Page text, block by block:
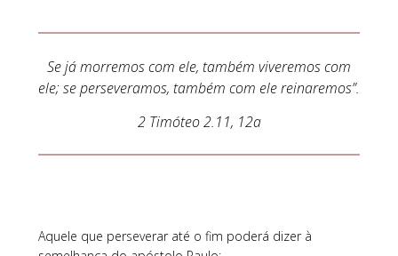
Se já morremos com ele, também viveremos com
ele; se perseveramos, também com ele reinaremos”.
2 Timóteo 2.11, 12a
Aquele que perseverar até o fim poderá dizer à